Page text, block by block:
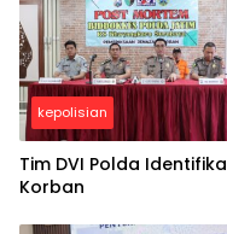
kepolisian
Tim DVI Polda
Korban